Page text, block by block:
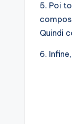
5. Poi
Quindi
6.